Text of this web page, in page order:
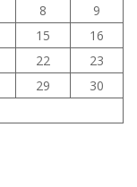
8
9
15
16
22
23
29
30